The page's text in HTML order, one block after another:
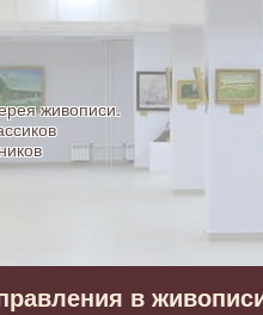
- картинная галерея
живописи.
в